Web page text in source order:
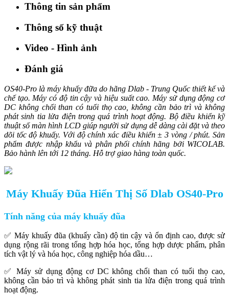
Thông tin sản phẩm
Thông số kỹ thuật
Video - Hình ảnh
Đánh giá
OS40-Pro là máy khuấy đữa do hãng Dlab - Trung Quốc thiết kế và
chế tạo. Máy có độ tin cậy và hiệu suất cao. Máy sử dụng động cơ
DC không chổi than có tuổi thọ cao, không cần bảo trì và không
phát sinh tia lửa điện trong quá trình hoạt động. Bộ điều khiển kỹ
thuật số màn hình LCD giúp người sử dụng dễ dàng cài đặt và theo
dõi tốc độ khuấy. Với độ chính xác điều khiển ± 3 vòng / phút. Sản
phẩm được nhập khẩu và phân phối chính hãng bởi WICOLAB.
Bảo hành lên tới 12 tháng. Hỗ trợ giao hàng toàn quốc.
Máy Khuấy Đũa Hiển Thị Số Dlab OS40-Pro
Tính năng của máy khuấy đũa
✅ Máy khuấy đũa (khuấy cần) độ tin cậy và ổn định cao, được sử
dụng rộng rãi trong tổng hợp hóa học, tổng hợp dược phẩm, phân
tích vật lý và hóa học, công nghiệp hóa dầu…
✅ Máy sử dụng động cơ DC không chổi than có tuổi thọ cao,
không cần bảo trì và không phát sinh tia lửa điện trong quá trình
hoạt động.